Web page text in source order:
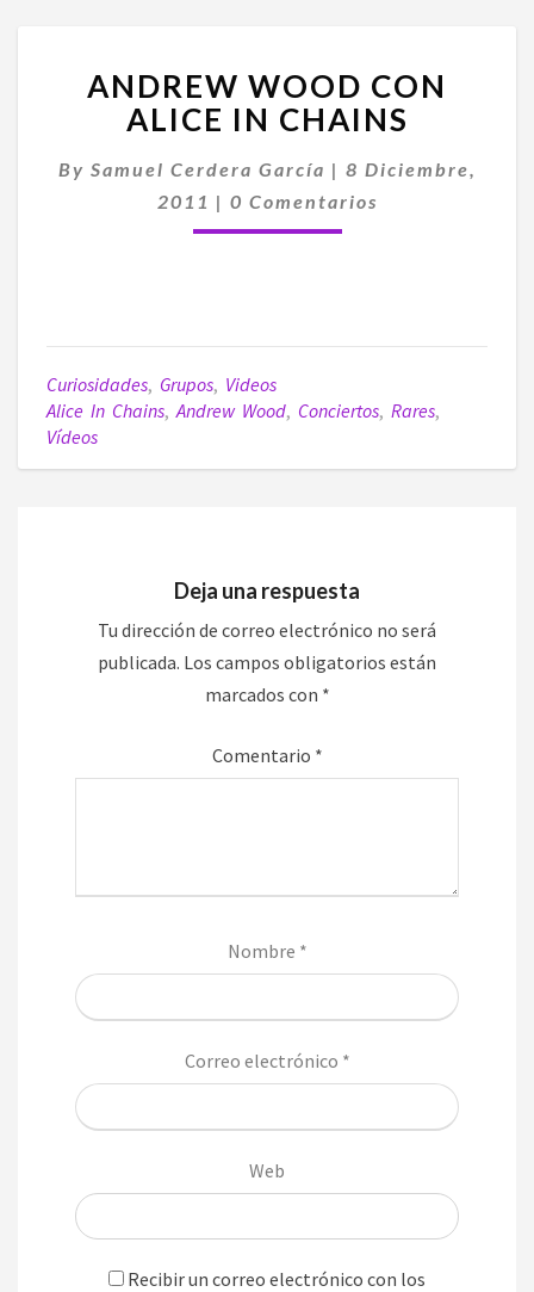
WOOD
CON
ALICE
IN
ANDREW WOOD CON
ALICE IN CHAINS
By Samuel Cerdera García | 8 Diciembre,
2011 | Comentarios
0 Comentarios
Curiosidades, Grupos, Videos
Alice In Chains,Andrew Wood, Conciertos, Rares,
Vídeos
Deja una respuesta
Tu dirección de correo electrónico no será
publicada. Los campos obligatorios están
marcados con *
Comentario *
Nombre *
Correo electrónico *
Web
Recibir un correo electrónico con los